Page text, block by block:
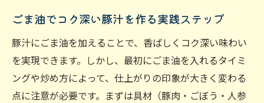
ごま油でコク深い豚汁を作る実践ステップ
豚汁にごま油を加えることで、香ばしくコク深い味わい
を実現できます。しかし、最初にごま油を入れるタイミ
ングや炒め方によって、仕上がりの印象が大きく変わる
点に注意が必要です。まずは具材（豚肉・ごぼう・人参